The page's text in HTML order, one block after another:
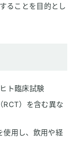
ることを目的とし
ト臨床試験
RCT）を含む異な
使用し、飲用や経